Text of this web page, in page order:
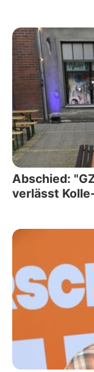
Abschied:
verlässt